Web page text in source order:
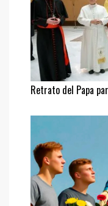
Retrato del Papa